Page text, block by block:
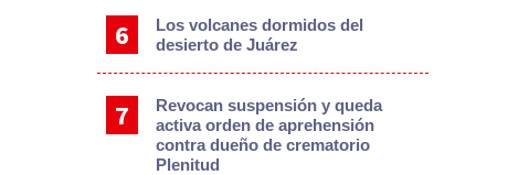
Los volcanes dormidos del
desierto de Juárez
Revocan suspensión y queda
activa orden de aprehensión
contra dueño de crematorio
Plenitud